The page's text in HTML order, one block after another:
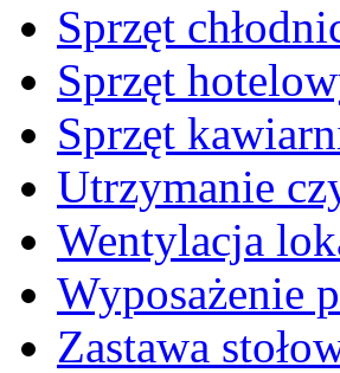
Sprzęt
Sprzęt
Sprzęt
Utrzymanie
Wentylacja
Wyposażenie
Zastawa